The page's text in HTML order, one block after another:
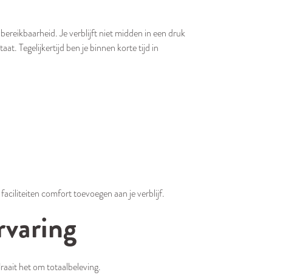
Je verblijft niet midden in een druk
Tegelijkertijd ben je binnen korte tijd in
comfort toevoegen aan je verblijf.
het om totaalbeleving.